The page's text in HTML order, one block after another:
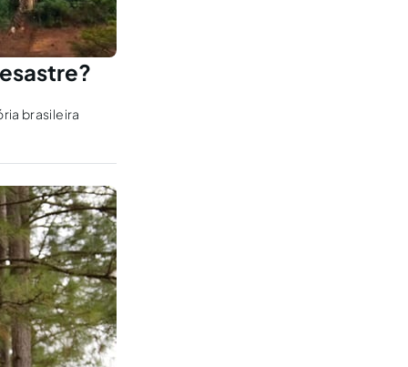
brasileira